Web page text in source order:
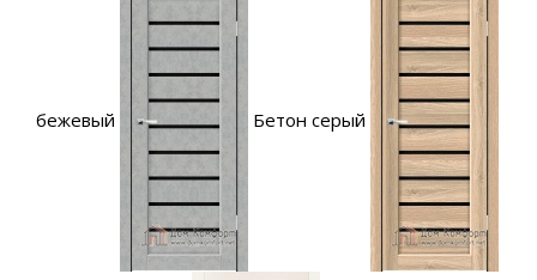
бежевый Бетон серый